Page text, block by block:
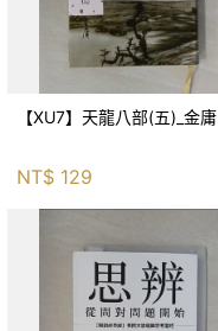
【XU7】天龍八部(五)_金庸
NT$ 129